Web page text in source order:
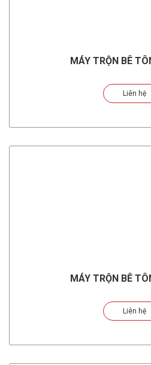
MÁY TRỘN BÊ
Liên hệ
MÁY TRỘN BÊ
Liên hệ